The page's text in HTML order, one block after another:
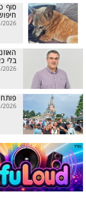
סוף
15/7/2026
בלי
12/7/2026
29/6/2026